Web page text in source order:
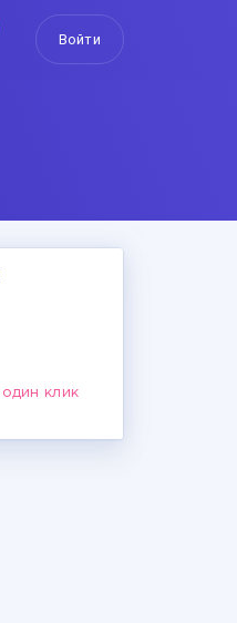
Войти
один клик